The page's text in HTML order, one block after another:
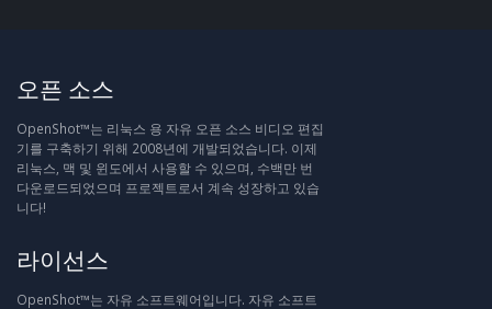
오픈 소스
OpenShot™는 리눅스 용 자유 오픈 소스 비디오 편집
기를 구축하기 위해 2008년에 개발되었습니다. 이제
리눅스, 맥 및 윈도에서 사용할 수 있으며, 수백만 번
다운로드되었으며 프로젝트로서 계속 성장하고 있습
니다!
라이선스
OpenShot™는 자유 소프트웨어입니다. 자유 소프트